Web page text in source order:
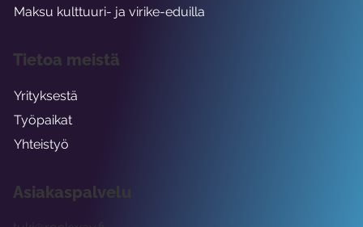
Asiakaspalvelu
Maksu kulttuuri- ja virike-eduilla
Tietoa meistä
Yrityksestä
Työpaikat
Yhteistyö